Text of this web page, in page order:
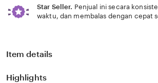
Star Seller. Penjual ini secara
waktu, dan membalas dengan cepat
Item details
Highlights